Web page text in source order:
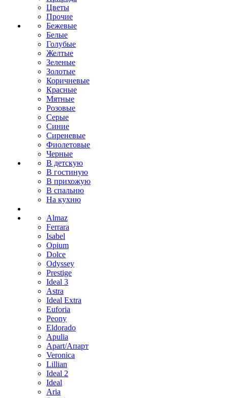
Цветы
Прочие
Бежевые
Белые
Голубые
Желтые
Зеленые
Золотые
Коричневые
Красные
Мятные
Розовые
Серые
Синие
Сиреневые
Фиолетовые
Черные
В детскую
В гостиную
В прихожую
В спальню
На кухню
Almaz
Ferrara
Isabel
Opium
Dolce
Odyssey
Prestige
Ideal 3
Astra
Ideal Extra
Euforia
Peony
Eldorado
Apulia
Apart/Апарт
Veronica
Lillian
Ideal 2
Ideal
Aria